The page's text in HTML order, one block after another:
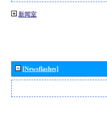
新闻室
[Newsflashes]